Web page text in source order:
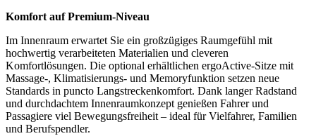
Komfort auf Premium-Niveau
Im Innenraum erwartet Sie ein großzügiges Raumgefühl mit
hochwertig verarbeiteten Materialien und cleveren
Komfortlösungen. Die optional erhältlichen ergoActive-Sitze mit
Massage-, Klimatisierungs- und Memoryfunktion setzen neue
Standards in puncto Langstreckenkomfort. Dank langer Radstand
und durchdachtem Innenraumkonzept genießen Fahrer und
Passagiere viel Bewegungsfreiheit – ideal für Vielfahrer, Familien
und Berufspendler.